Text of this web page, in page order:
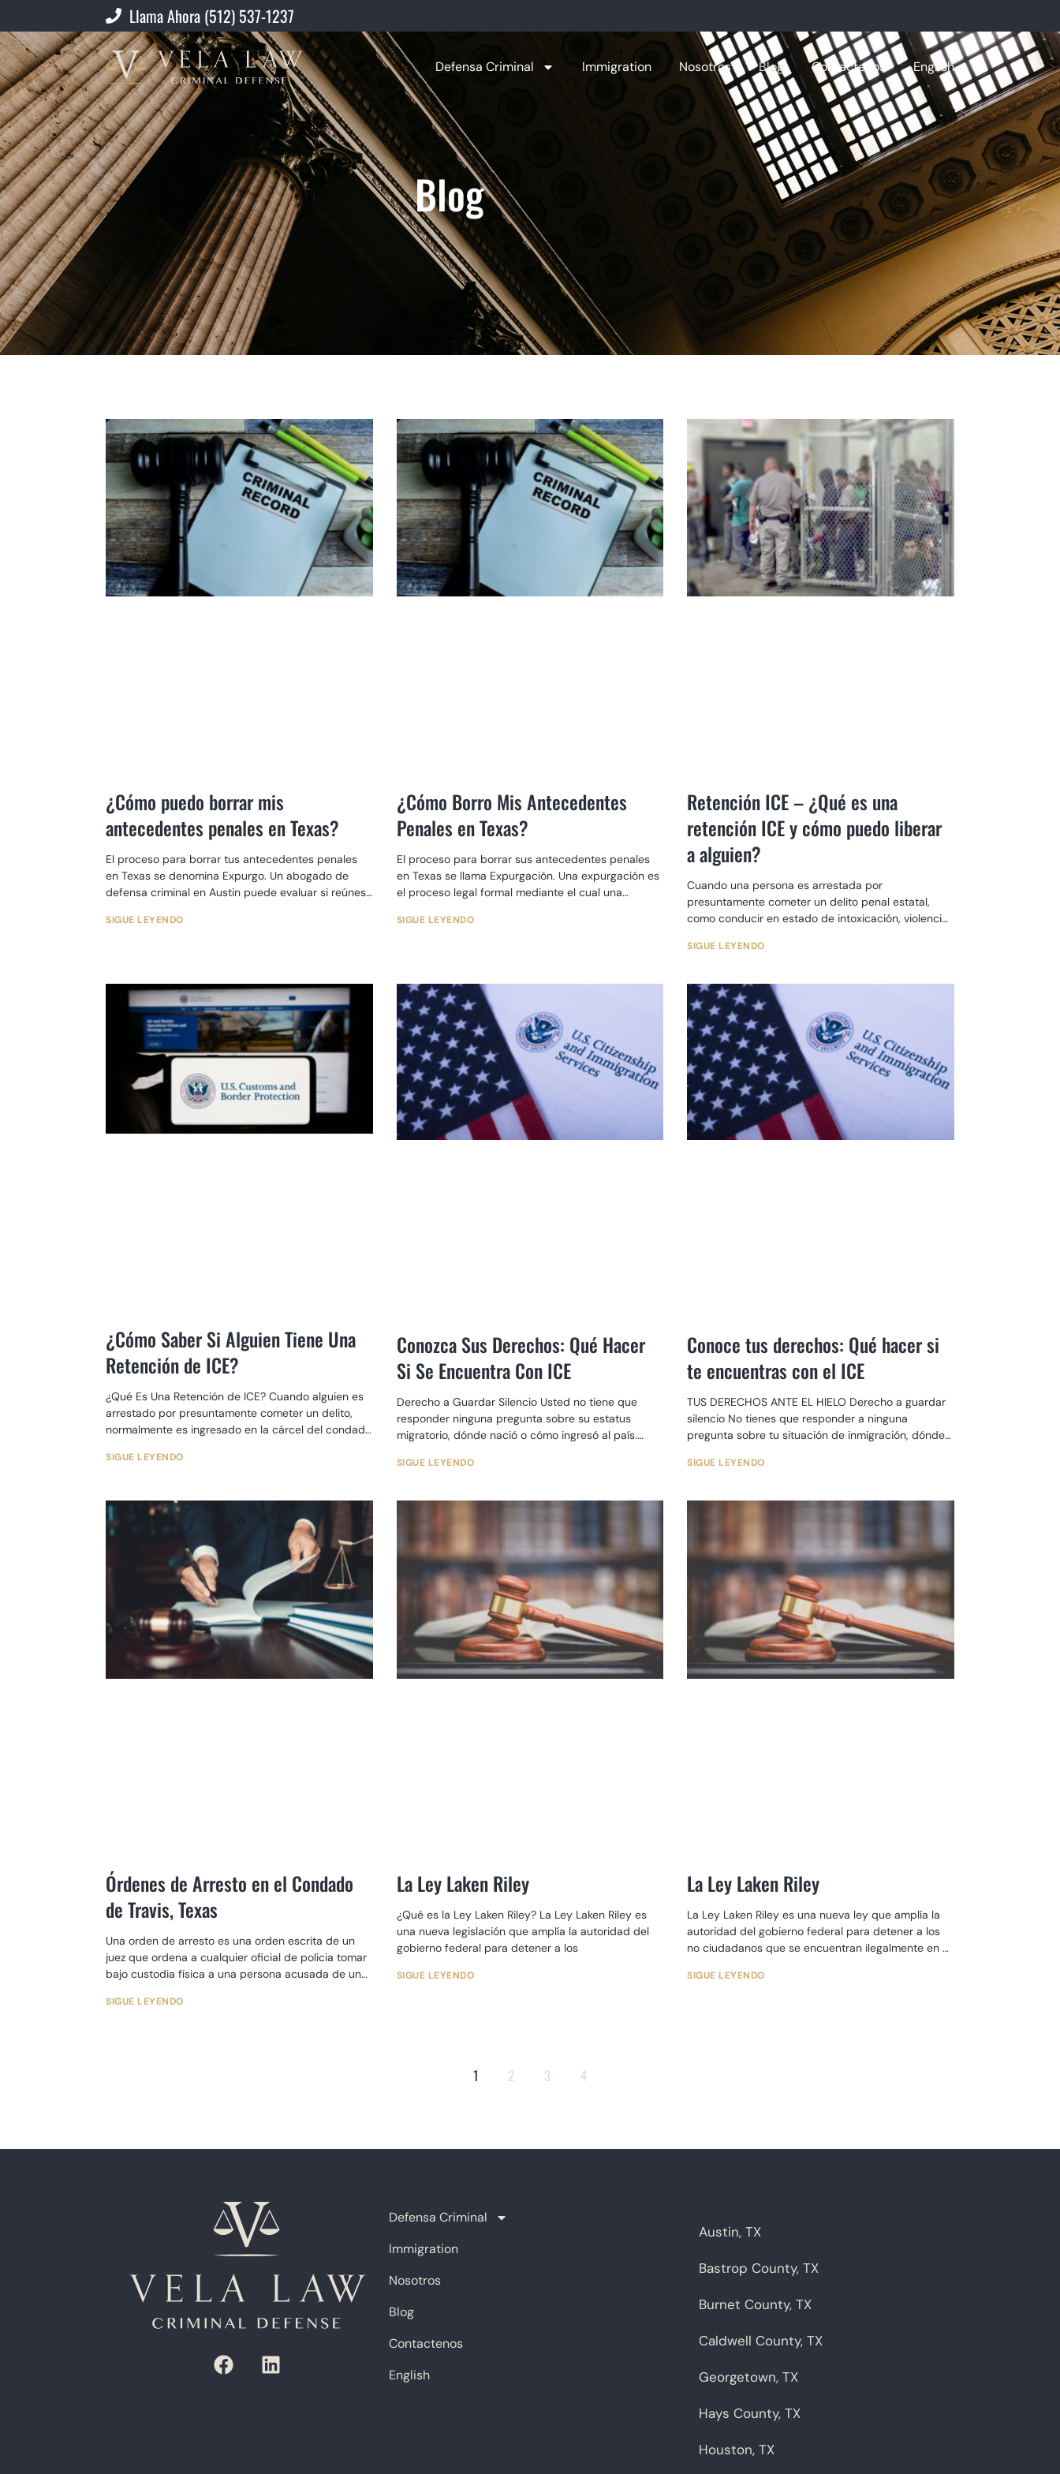
Llama Ahora (512) 537-1237
Defensa Criminal Immigration Nosotros Blog Contactenos English
Blog
¿Cómo puedo borrar mis
antecedentes penales en Texas?
El proceso para borrar tus antecedentes penales
en Texas se denomina Expurgo. Un abogado de
defensa criminal en Austin puede evaluar si reúnes
SIGUE LEYENDO
¿Cómo Borro Mis Antecedentes
Penales en Texas?
El proceso para borrar sus antecedentes penales
en Texas se llama Expurgación. Una expurgación es
el proceso legal formal mediante el cual una
SIGUE LEYENDO
Retención ICE – ¿Qué es una
retención ICE y cómo puedo liberar
a alguien?
Cuando una persona es arrestada por
presuntamente cometer un delito penal estatal,
como conducir en estado de intoxicación, violencia
SIGUE LEYENDO
¿Cómo Saber Si Alguien Tiene Una
Retención de ICE?
¿Qué Es Una Retención de ICE? Cuando alguien es
arrestado por presuntamente cometer un delito,
normalmente es ingresado en la cárcel del condado
SIGUE LEYENDO
Conozca Sus Derechos: Qué Hacer
Si Se Encuentra Con ICE
Derecho a Guardar Silencio Usted no tiene que
responder ninguna pregunta sobre su estatus
migratorio, dónde nació o cómo ingresó al país.
SIGUE LEYENDO
Conoce tus derechos: Qué hacer si
te encuentras con el ICE
TUS DERECHOS ANTE EL HIELO Derecho a guardar
silencio No tienes que responder a ninguna
pregunta sobre tu situación de inmigración, dónde
SIGUE LEYENDO
Órdenes de Arresto en el Condado
de Travis, Texas
Una orden de arresto es una orden escrita de un
juez que ordena a cualquier oficial de policia tomar
bajo custodia física a una persona acusada de un
SIGUE LEYENDO
La Ley Laken Riley
¿Qué es la Ley Laken Riley? La Ley Laken Riley es
una nueva legislación que amplía la autoridad del
gobierno federal para detener a los
SIGUE LEYENDO
La Ley Laken Riley
La Ley Laken Riley es una nueva ley que amplía la
autoridad del gobierno federal para detener a los
no ciudadanos que se encuentran ilegalmente en el
SIGUE LEYENDO
1 2 3 4
Defensa Criminal
Immigration
Nosotros
Blog
Contactenos
English
Austin, TX
Bastrop County, TX
Burnet County, TX
Caldwell County, TX
Georgetown, TX
Hays County, TX
Houston, TX